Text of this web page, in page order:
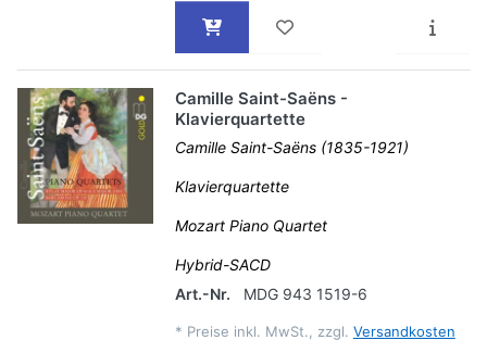
Camille Saint-Saëns -
Klavierquartette
Camille Saint-Saëns (1835-1921)
Klavierquartette
Mozart Piano Quartet
Hybrid-SACD
Art.-Nr.
MDG 943 1519-6
* Preise inkl. MwSt., zzgl. Versandkosten